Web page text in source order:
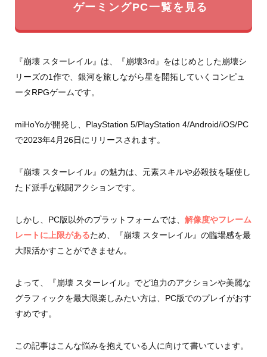
ゲーミングPC一覧を見る
『崩壊 スターレイル』は、『崩壊3rd』をはじめとした崩壊シ
リーズの1作で、銀河を旅しながら星を開拓していくコンピュ
ータRPGゲームです。
miHoYoが開発し、PlayStation 5/PlayStation 4/Android/iOS/PC
で2023年4月26日にリリースされます。
『崩壊 スターレイル』の魅力は、元素スキルや必殺技を駆使し
たド派手な戦闘アクションです。
しかし、PC版以外のプラットフォームでは、 解像度やフレーム
レートに上限があるため、『崩壊 スターレイル』の臨場感を最
大限活かすことができません。
よって、『崩壊 スターレイル』でど迫力のアクションや美麗な
グラフィックを最大限楽しみたい方は、PC版でのプレイがおす
すめです。
この記事はこんな悩みを抱えている人に向けて書いています。